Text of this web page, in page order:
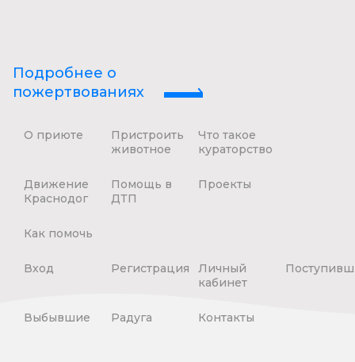
Подробнее о
пожертвованиях
О приюте
Пристроить
животное
Что такое
кураторство
Движение
Краснодог
Помощь в
ДТП
Проекты
Как помочь
Вход Регистрация
Личный
кабинет
Выбывшие Радуга Контакты